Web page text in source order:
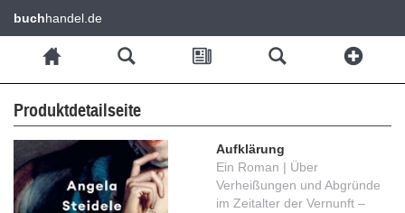
buchhandel.de
Produktdetailseite
Aufklärung
Ein Roman | Über
Verheißungen und Abgründe
im Zeitalter der Vernunft –